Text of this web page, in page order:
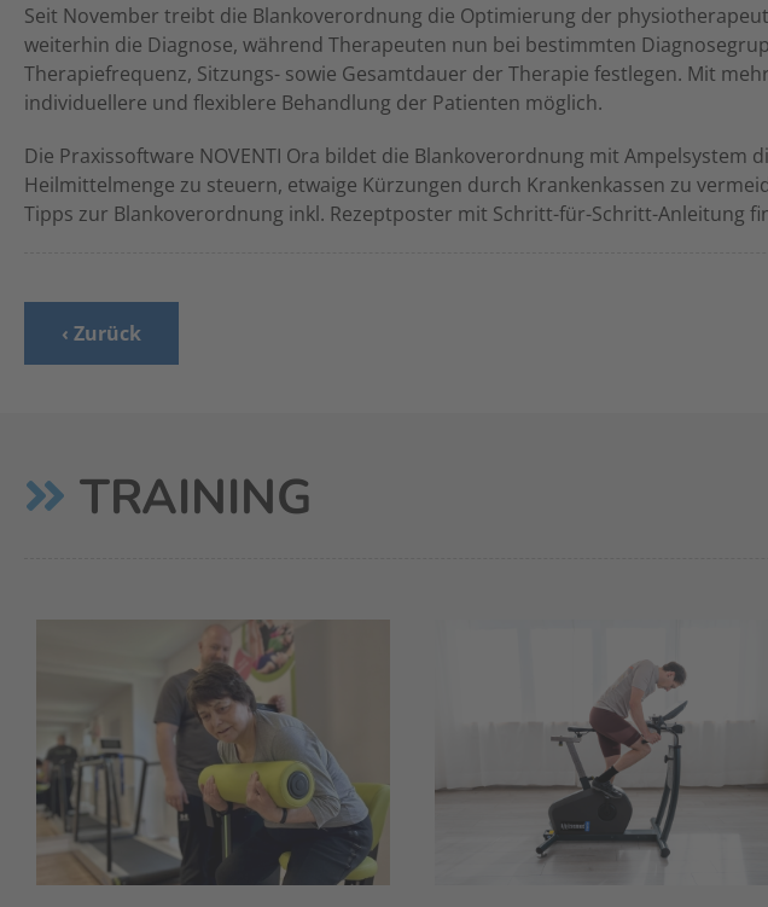
Seit November treibt die Blankoverordnung die Optimierung der
weiterhin die Diagnose, während Therapeuten nun bei bestimmten
Therapiefrequenz, Sitzungs- sowie Gesamtdauer der Therapie festlegen. Mit
individuellere und flexiblere Behandlung der Patienten möglich.
Die Praxissoftware NOVENTI Ora bildet die Blankoverordnung mit Ampelsystem
Heilmittelmenge zu steuern, etwaige Kürzungen durch Krankenkassen zu
Tipps zur Blankoverordnung inkl. Rezeptposter mit Schritt-für-Schritt-Anleitung
‹ Zurück
TRAINING